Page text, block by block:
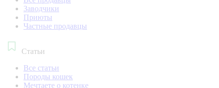
Заводчики
Приюты
Частные продавцы
Статьи
Все статьи
Породы кошек
Мечтаете о котенке